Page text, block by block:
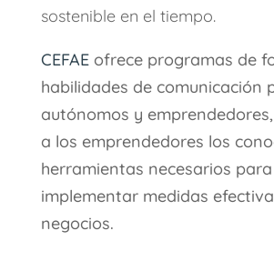
sostenible en el tiempo.
CEFAEofrece programas de
habilidades de comunicación
autónomos y
a los emprendedores los
herramientas necesarios para
implementar medidas
negocios.